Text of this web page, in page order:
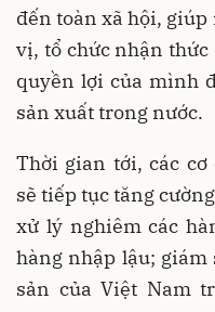
đến toàn xã hội, giúp
vị, tổ chức nhận
quyền lợi của mình
sản xuất trong nước.
Thời gian tới, các
sẽ tiếp tục tăng
xử lý nghiêm các
hàng nhập lậu;
sản của Việt Nam